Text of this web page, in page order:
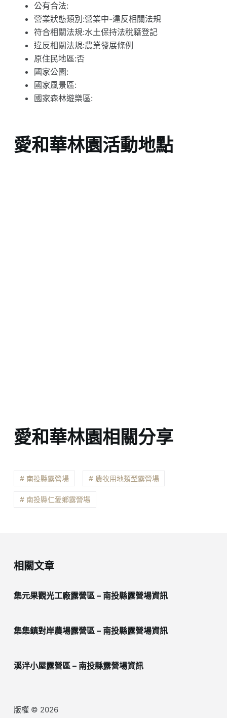
公有合法:
營業狀態類別:營業中-違反相關法規
符合相關法規:水土保持法稅籍登記
違反相關法規:農業發展條例
原住民地區:否
國家公園:
國家風景區:
國家森林遊樂區:
愛和華林園活動地點
愛和華林園相關分享
# 南投縣露營場 # 農牧用地類型露營場
# 南投縣仁愛鄉露營場
相關文章
集元果觀光工廠露營區 – 南投縣露營場資訊
集集鎮對岸農場露營區 – 南投縣露營場資訊
溪泮小屋露營區 – 南投縣露營場資訊
版權 © 2026